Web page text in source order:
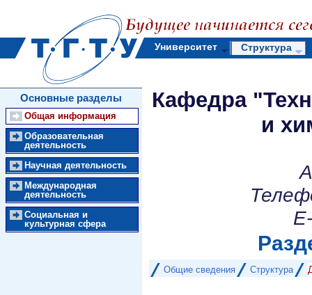
Университет Структура
Основные разделы
Общая информация
Образовательная
деятельность
Научная деятельность
Международная
деятельность
Социальная и
культурная сфера
Кафедра
и
Общие сведения Структура